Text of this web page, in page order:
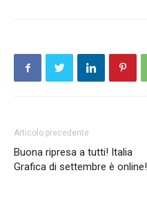
Articolo precedente
Buona ripresa a tutti! Italia
Grafica di settembre è online!